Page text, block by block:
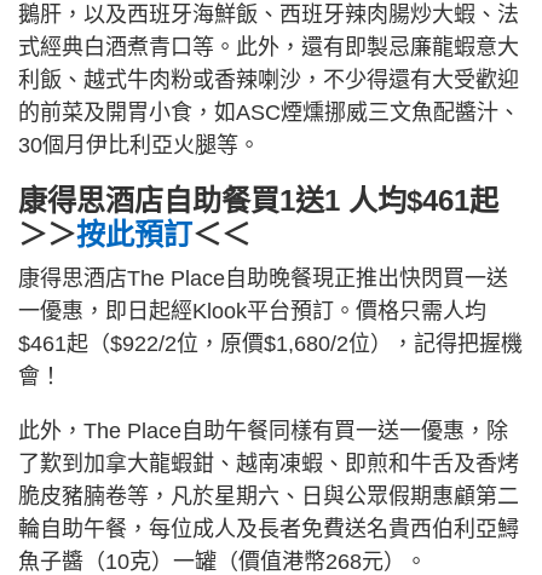
鵝肝，以及西班牙海鮮飯、西班牙辣肉腸炒大蝦、法
式經典白酒煮青口等。此外，還有即製忌廉龍蝦意大
利飯、越式牛肉粉或香辣喇沙，不少得還有大受歡迎
的前菜及開胃小食，如ASC煙燻挪威三文魚配醬汁、
30個月伊比利亞火腿等。
康得思酒店自助餐買1送1 人均$461起
＞＞按此預訂＜＜
康得思酒店The Place自助晚餐現正推出快閃買一送
一優惠，即日起經Klook平台預訂。價格只需人均
$461起（$922/2位，原價$1,680/2位），記得把握機
會！
此外，The Place自助午餐同樣有買一送一優惠，除
了歎到加拿大龍蝦鉗、越南凍蝦、即煎和牛舌及香烤
脆皮豬腩卷等，凡於星期六、日與公眾假期惠顧第二
輪自助午餐，每位成人及長者免費送名貴西伯利亞鱘
魚子醬（10克）一罐（價值港幣268元）。